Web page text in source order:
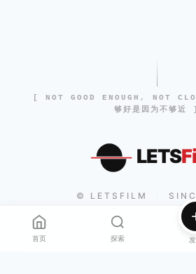
[ NOT GOOD ENOUGH, NOT
够好是因为不够近 ]
LETS
© LETSFILM
首页 探索